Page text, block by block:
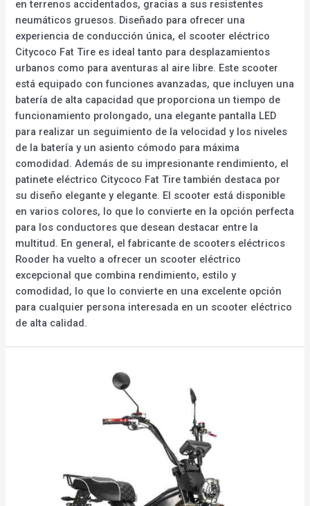
en terrenos accidentados, gracias a sus resistentes
neumáticos gruesos. Diseñado para ofrecer una
experiencia de conducción única, el scooter eléctrico
Citycoco Fat Tire es ideal tanto para desplazamientos
urbanos como para aventuras al aire libre. Este scooter
está equipado con funciones avanzadas, que incluyen una
batería de alta capacidad que proporciona un tiempo de
funcionamiento prolongado, una elegante pantalla LED
para realizar un seguimiento de la velocidad y los niveles
de la batería y un asiento cómodo para máxima
comodidad. Además de su impresionante rendimiento, el
patinete eléctrico Citycoco Fat Tire también destaca por
su diseño elegante y elegante. El scooter está disponible
en varios colores, lo que lo convierte en la opción perfecta
para los conductores que desean destacar entre la
multitud. En general, el fabricante de scooters eléctricos
Rooder ha vuelto a ofrecer un scooter eléctrico
excepcional que combina rendimiento, estilo y
comodidad, lo que lo convierte en una excelente opción
para cualquier persona interesada en un scooter eléctrico
de alta calidad.